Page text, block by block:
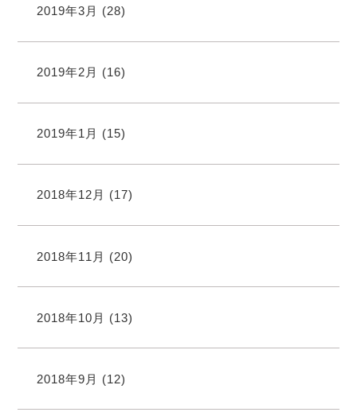
2019年3月 (28)
2019年2月 (16)
2019年1月 (15)
2018年12月 (17)
2018年11月 (20)
2018年10月 (13)
2018年9月 (12)